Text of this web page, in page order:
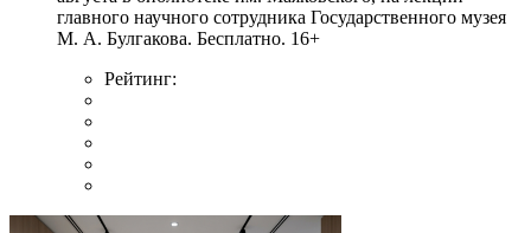
главного научного сотрудника Государственного музея
М. А. Булгакова. Бесплатно. 16+
Рейтинг: